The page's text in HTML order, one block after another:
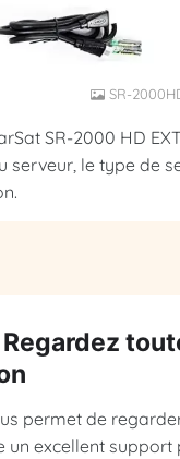
SR-
SR-2000 HD
serveur, le type de
permet de
un excellent